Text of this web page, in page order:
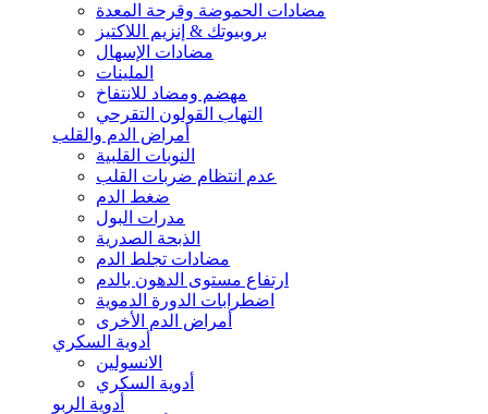
مضادات الحموضة وقرحة المعدة
بروبيوتك & إنزيم اللاكتيز
مضادات الإسهال
الملينات
مهضم ومضاد للانتفاخ
التهاب القولون التقرحي
أمراض الدم والقلب
النوبات القلبية
عدم انتظام ضربات القلب
ضغط الدم
مدرات البول
الذبحة الصدرية
مضادات تجلط الدم
ارتفاع مستوى الدهون بالدم
اضطرابات الدورة الدموية
أمراض الدم الأخرى
أدوية السكري
الانسولين
أدوية السكري
أدوية الربو